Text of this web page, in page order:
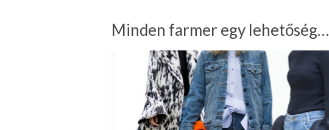
Minden farmer egy lehetőség…